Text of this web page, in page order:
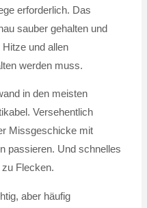
erforderlich. Das
sauber gehalten und
und allen
werden muss.
in den meisten
Versehentlich
Missgeschicke mit
passieren. Und schnelles
Flecken.
aber häufig